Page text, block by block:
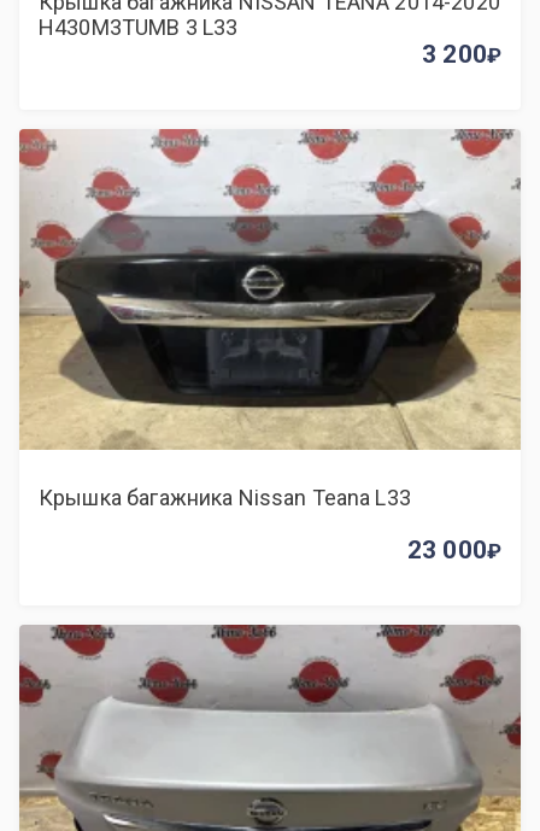
H430M3TUMB 3 L33
3 200
Крышка багажника Nissan Teana L33
23 000